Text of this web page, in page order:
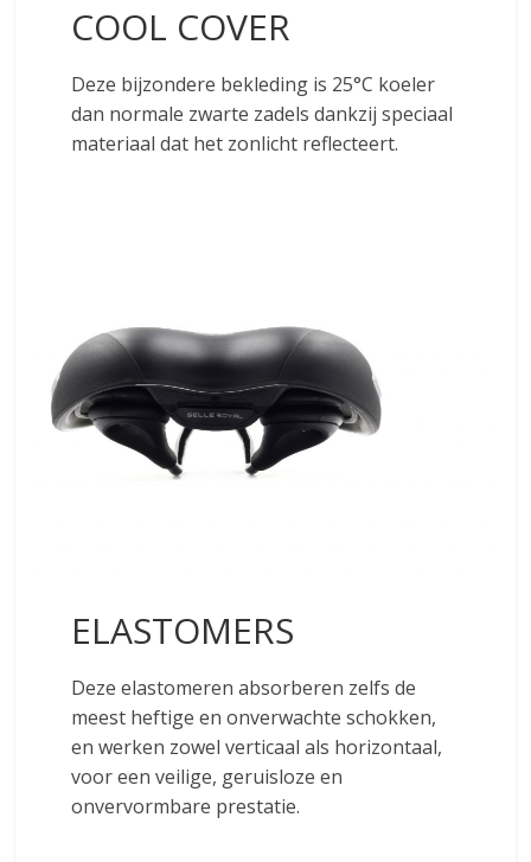
COOL COVER
Deze bijzondere bekleding is 25°C koeler
dan normale zwarte zadels dankzij speciaal
materiaal dat het zonlicht reflecteert.
ELASTOMERS
Deze elastomeren absorberen zelfs de
meest heftige en onverwachte schokken,
en werken zowel verticaal als horizontaal,
voor een veilige, geruisloze en
onvervormbare prestatie.